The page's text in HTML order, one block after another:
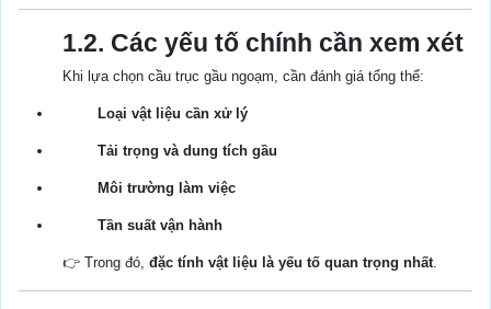
1.2. Các yếu tố chính cần xem xét
Khi lựa chọn cầu trục gầu ngoạm, cần đánh giá tổng thể:
Loại vật liệu cần xử lý
Tải trọng và dung tích gầu
Môi trường làm việc
Tần suất vận hành
👉 Trong đó, đặc tính vật liệu là yếu tố quan trọng nhất.